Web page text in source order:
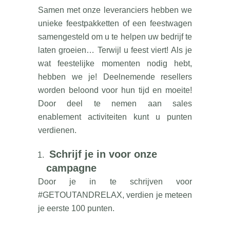
Samen met onze leveranciers hebben we
unieke feestpakketten of een feestwagen
samengesteld om u te helpen uw bedrijf te
laten groeien… Terwijl u feest viert! Als je
wat feestelijke momenten nodig hebt,
hebben we je! Deelnemende resellers
worden beloond voor hun tijd en moeite!
Door deel te nemen aan sales
enablement activiteiten kunt u punten
verdienen.
Schrijf je in voor onze
campagne
Door je in te schrijven voor
#GETOUTANDRELAX, verdien je meteen
je eerste 100 punten.